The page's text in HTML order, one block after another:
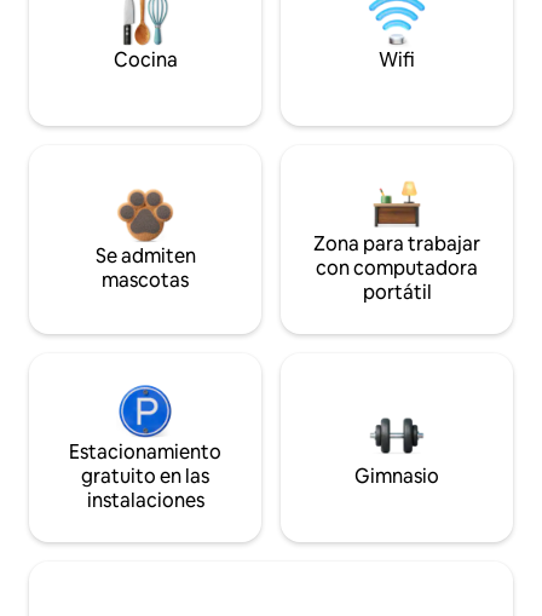
Cocina Wifi
Se admiten
mascotas
Zona para trabajar
con computadora
portátil
Estacionamiento
gratuito en las
instalaciones
Gimnasio